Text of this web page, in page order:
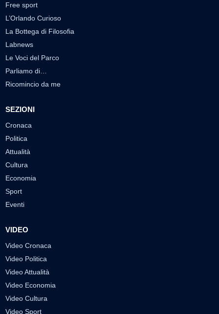
Free sport
L’Orlando Curioso
La Bottega di Filosofia
Labnews
Le Voci del Parco
Parliamo di…
Ricomincio da me
SEZIONI
Cronaca
Politica
Attualità
Cultura
Economia
Sport
Eventi
VIDEO
Video Cronaca
Video Politica
Video Attualità
Video Economia
Video Cultura
Video Sport